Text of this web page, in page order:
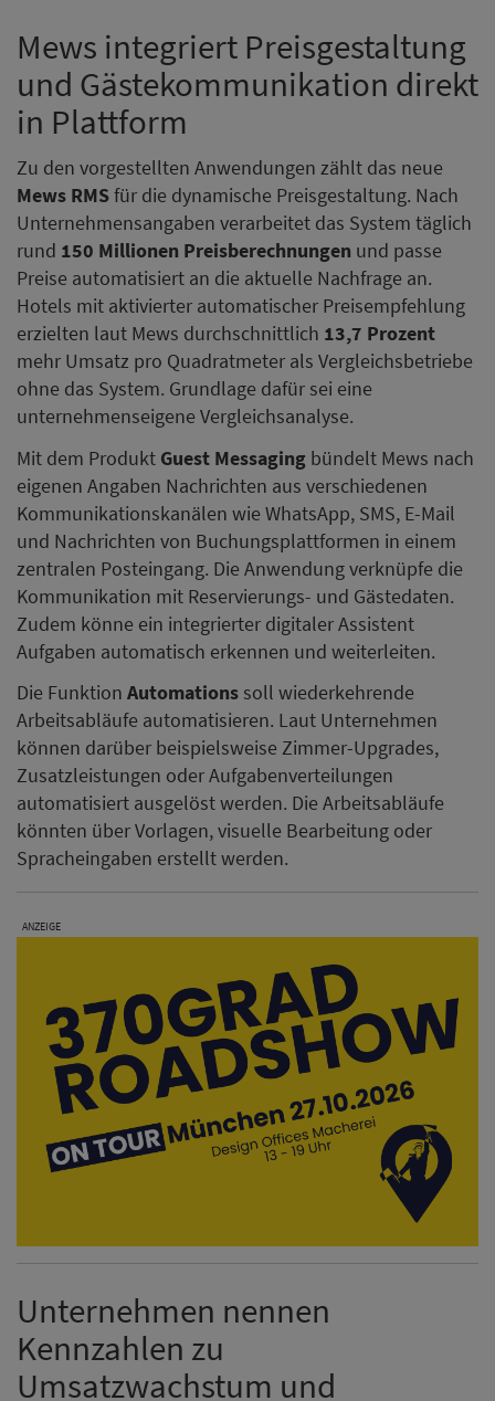
Mews integriert Preisgestaltung
und Gästekommunikation direkt
in Plattform
Zu den vorgestellten Anwendungen zählt das neue
Mews RMSfür die dynamische Preisgestaltung. Nach
Unternehmensangaben verarbeitet das System täglich
rund 150 Millionen Preisberechnungen und passe
Preise automatisiert an die aktuelle Nachfrage an.
Hotels mit aktivierter automatischer Preisempfehlung
erzielten laut Mews durchschnittlich 13,7 Prozent
mehr Umsatz pro Quadratmeter als Vergleichsbetriebe
ohne das System. Grundlage dafür sei eine
unternehmenseigene Vergleichsanalyse.
Mit dem Produkt Guest Messaging bündelt Mews nach
eigenen Angaben Nachrichten aus verschiedenen
Kommunikationskanälen wie WhatsApp, SMS, E-Mail
und Nachrichten von Buchungsplattformen in einem
zentralen Posteingang. Die Anwendung verknüpfe die
Kommunikation mit Reservierungs- und Gästedaten.
Zudem könne ein integrierter digitaler Assistent
Aufgaben automatisch erkennen und weiterleiten.
Die Funktion Automations soll wiederkehrende
Arbeitsabläufe automatisieren. Laut Unternehmen
können darüber beispielsweise Zimmer-Upgrades,
Zusatzleistungen oder Aufgabenverteilungen
automatisiert ausgelöst werden. Die Arbeitsabläufe
könnten über Vorlagen, visuelle Bearbeitung oder
Spracheingaben erstellt werden.
ANZEIGE
Unternehmen nennen
Kennzahlen zu
Umsatzwachstum und